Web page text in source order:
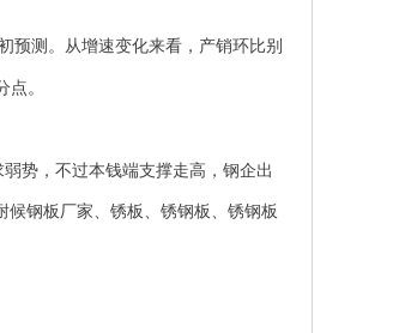
预测。从增速变化来看，产销环比别
点。
势，不过本钱端支撑走高，钢企出
候钢板厂家、 锈板 、 锈钢板 、 锈钢板